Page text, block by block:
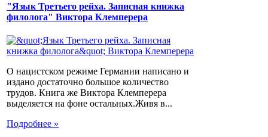
"Язык Третьего рейха. Записная книжка
филолога" Виктора Клемперера
О нацистском режиме Германии написано и
издано достаточно большое количество
трудов. Книга же Виктора Клемперера
выделяется на фоне остальных.Живя в...
Подробнее »